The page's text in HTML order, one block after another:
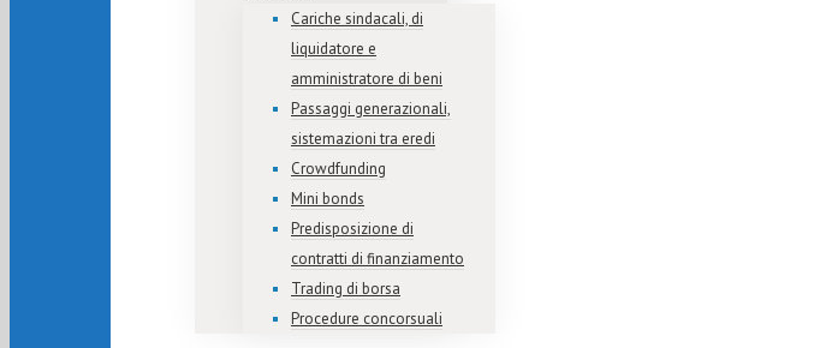
Cariche sindacali, di
liquidatore e
amministratore di beni
Passaggi generazionali,
sistemazioni tra eredi
Crowdfunding
Mini bonds
Predisposizione di
contratti di finanziamento
Trading di borsa
Procedure concorsuali